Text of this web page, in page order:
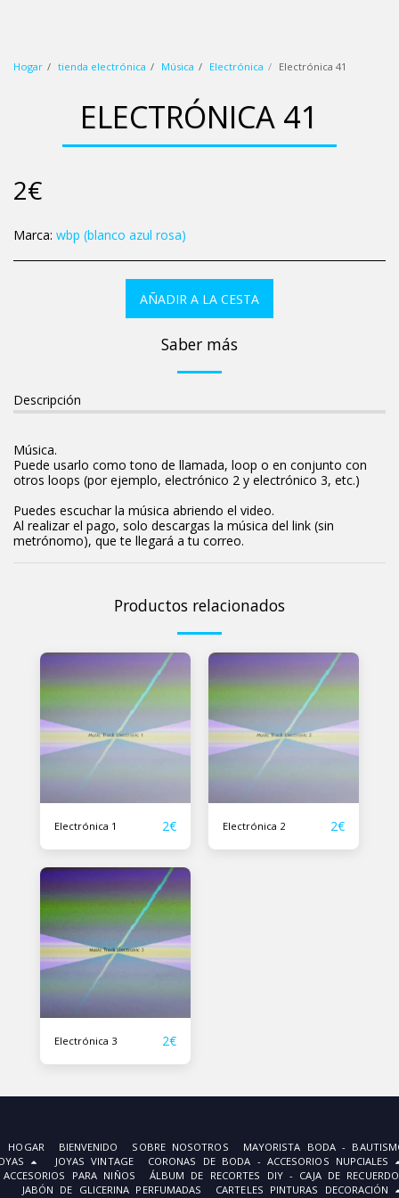
Hogar tienda electrónica Música Electrónica Electrónica 41
ELECTRÓNICA 41
2€
Marca: wbp (blanco azul rosa)
AÑADIR A LA CESTA
Saber más
Descripción
Música.
Puede usarlo como tono de llamada, loop o en conjunto con
otros loops (por ejemplo, electrónico 2 y electrónico 3, etc.)
Puedes escuchar la música abriendo el video.
Al realizar el pago, solo descargas la música del link (sin
metrónomo), que te llegará a tu correo.
Productos relacionados
Electrónica 1 2€ Electrónica 2 2€
Electrónica 3 2€
HOGAR BIENVENIDO SOBRE NOSOTROS
MAYORISTA BODA -
JOYAS VINTAGE
CORONAS DE BODA - ACCESORIOS NUPCIALES
ACCESORIOS PARA NIÑOS
ÁLBUM DE RECORTES DIY - CAJA DE
JABÓN DE GLICERINA PERFUMADAS
CARTELES PINTURAS DECORACIÓN